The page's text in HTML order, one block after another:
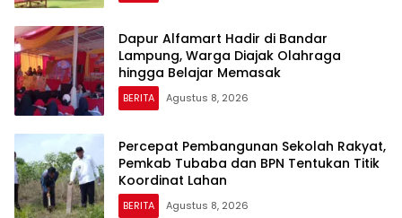
Dapur Alfamart Hadir di Bandar
Lampung, Warga Diajak Olahraga
hingga Belajar Memasak
BERITA Agustus 8, 2026
Percepat Pembangunan Sekolah Rakyat,
Pemkab Tubaba dan BPN Tentukan Titik
Koordinat Lahan
BERITA Agustus 8, 2026